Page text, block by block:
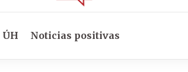
Noticias positivas